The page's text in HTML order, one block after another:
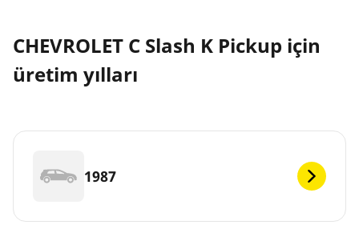
CHEVROLET C Slash K Pickup için
üretim yılları
1987